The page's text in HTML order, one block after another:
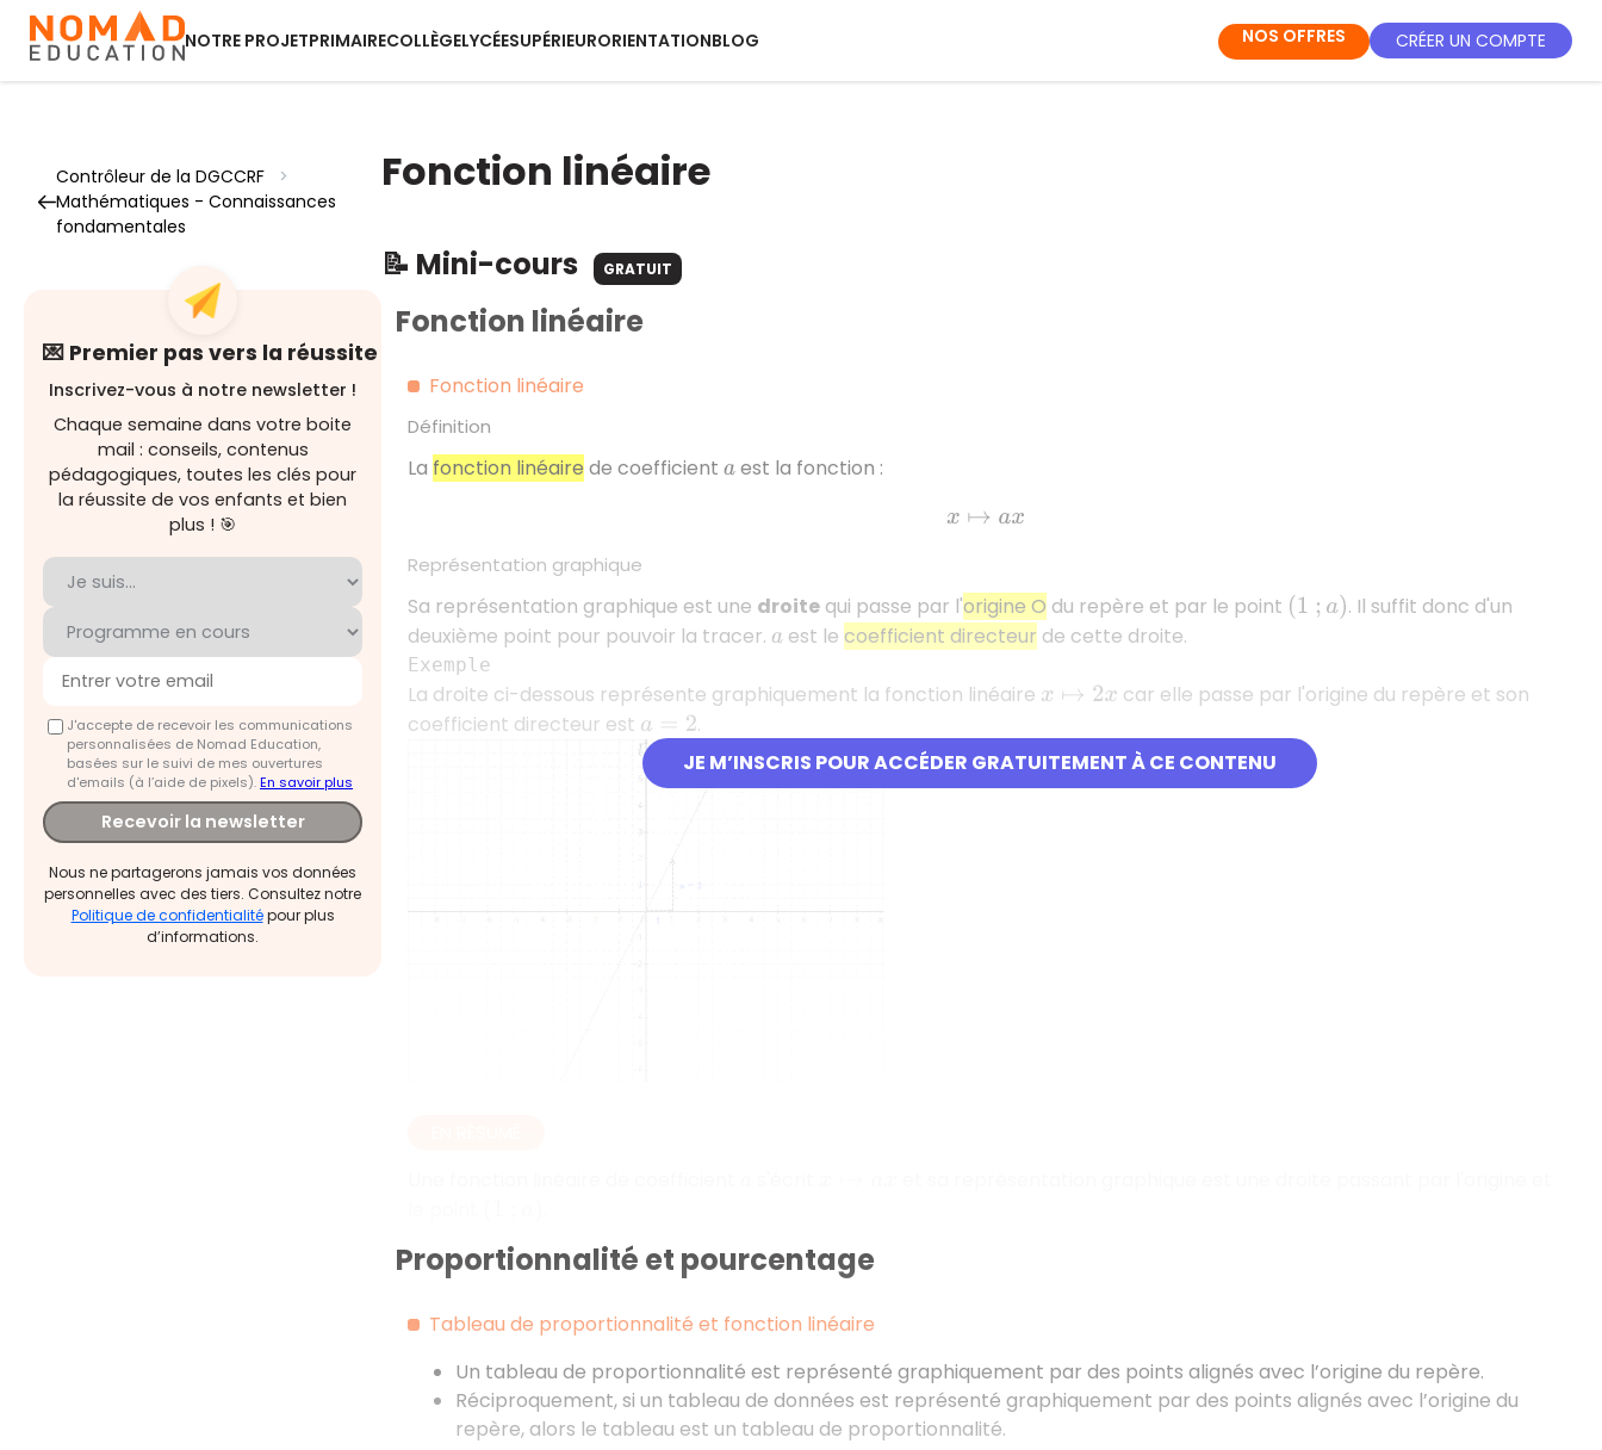
NOTRE PROJETPRIMAIRECOLLÈGELYCÉESUPÉRIEURORIENTATIONBLOG NOS OFFRES CRÉER UN COMPTE
Contrôleur de la DGCCRF
>
Mathématiques - Connaissances
fondamentales
💌 Premier pas vers la réussite
Inscrivez-vous à notre newsletter !
Chaque semaine dans votre boite
mail : conseils, contenus
pédagogiques, toutes les clés pour
la réussite de vos enfants et bien
plus ! 🎯
J'accepte de recevoir les communications
personnalisées de Nomad Education,
basées sur le suivi de mes ouvertures
d'emails (à l’aide de pixels).En savoir plus
Recevoir la newsletter
Nous ne partagerons jamais vos données
personnelles avec des tiers. Consultez notre
Politique de confidentialitépour plus
d’informations.
Fonction linéaire
📝 Mini-cours GRATUIT
JE M’INSCRIS POUR ACCÉDER GRATUITEMENT À CE CONTENU
Fonction linéaire
Fonction linéaire
Définition
La fonction linéaire de coefficient aest la fonction :
x↦ax
Représentation graphique
Sa représentation graphique est une droitequi passe par l'origine O du repère et par le point (1; a )
. Il suffit donc d'un
deuxième point pour pouvoir la tracer. a est le coefficient directeur de cette droite.
Exemple
La droite ci-dessous représente graphiquement la fonction linéaire x↦ x
car elle passe par l'origine du repère et son
coefficient directeur est a= .
Proportionnalité et pourcentage
Tableau de proportionnalité et fonction linéaire
Un tableau de proportionnalité est représenté graphiquement par des points alignés avec l’origine du repère.
Réciproquement, si un tableau de données est représenté graphiquement par des points alignés avec l’origine du
repère, alors le tableau est un tableau de proportionnalité.